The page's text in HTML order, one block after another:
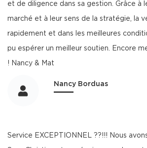
et de diligence dans sa gestion. Grâce à
marché et à leur sens de la stratégie, la
rapidement et dans les meilleures
pu espérer un meilleur soutien. Encore
! Nancy & Mat
Nancy Borduas
Service EXCEPTIONNEL ??!!! Nous